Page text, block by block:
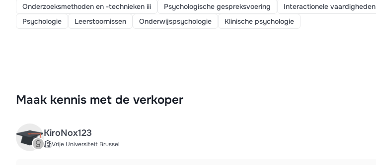
Onderzoeksmethoden en -technieken iii Psychologische gespreksvoering Interactionele vaardigheden
Psychologie
Leerstoornissen Onderwijspsychologie Klinische psychologie
Maak kennis met de verkoper
KiroNox123
Vrije Universiteit Brussel